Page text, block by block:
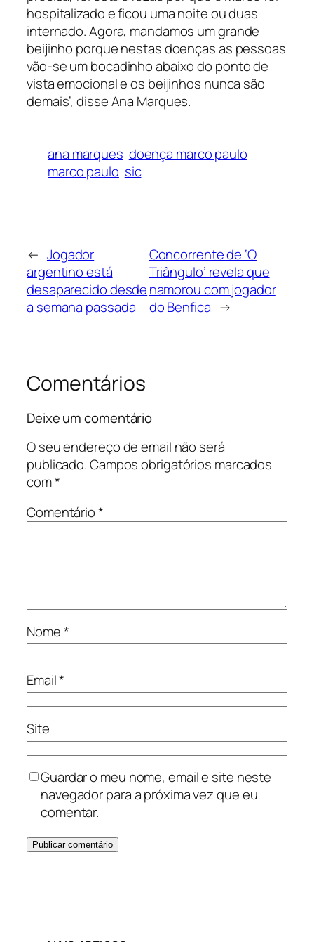
hospitalizado e ficou uma noite ou duas
internado. Agora, mandamos um grande
beijinho porque nestas doenças as pessoas
vão-se um bocadinho abaixo do ponto de
vista emocional e os beijinhos nunca são
demais”, disse Ana Marques.
ana marques doença marco paulo
marco paulo sic
← Jogador
argentino está
desaparecido desde
a semana passada
Concorrente de ‘O
Triângulo’ revela que
namorou com jogador
do Benfica →
Comentários
Deixe um comentário
O seu endereço de email não será
publicado.Campos obrigatórios marcados
com*
Comentário*
Nome*
Email*
Site
Guardar o meu nome, email e site neste
navegador para a próxima vez que eu
comentar.